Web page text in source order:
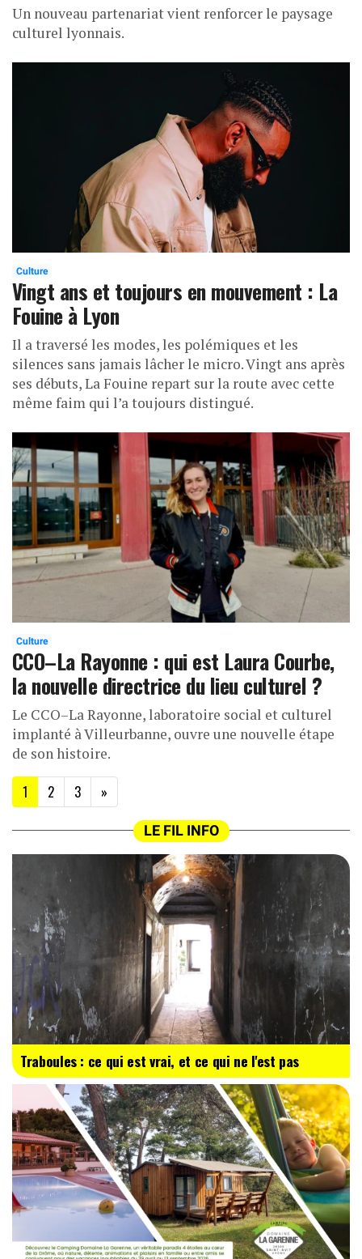
Un nouveau partenariat vient renforcer le paysage
culturel lyonnais.
Culture
Vingt ans et toujours en mouvement : La
Fouine à Lyon
Il a traversé les modes, les polémiques et les
silences sans jamais lâcher le micro. Vingt ans après
ses débuts, La Fouine repart sur la route avec cette
même faim qui l’a toujours distingué.
Culture
CCO–La Rayonne : qui est Laura Courbe,
la nouvelle directrice du lieu culturel ?
Le CCO–La Rayonne, laboratoire social et culturel
implanté à Villeurbanne, ouvre une nouvelle étape
de son histoire.
1 (current)
2 3 »
LE FIL INFO
Traboules : ce qui est vrai, et ce qui ne l'est pas